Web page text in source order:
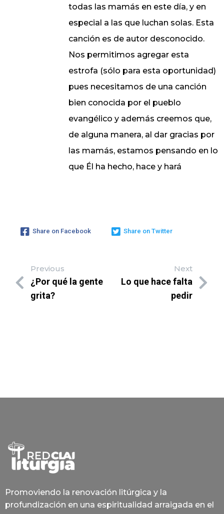
todas las mamás en este día, y en
especial a las que luchan solas. Esta
canción es de autor desconocido.
Nos permitimos agregar esta
estrofa (sólo para esta oportunidad)
pues necesitamos de una canción
bien conocida por el pueblo
evangélico y además creemos que,
de alguna manera, al dar gracias por
las mamás, estamos pensando en lo
que Él ha hecho, hace y hará
Share on Facebook Share on Twitter
Previous
¿Por qué la gente
grita?
Next
Lo que hace falta
pedir
Promoviendo la renovación litúrgica y la
profundización en una espiritualidad arraigada en el